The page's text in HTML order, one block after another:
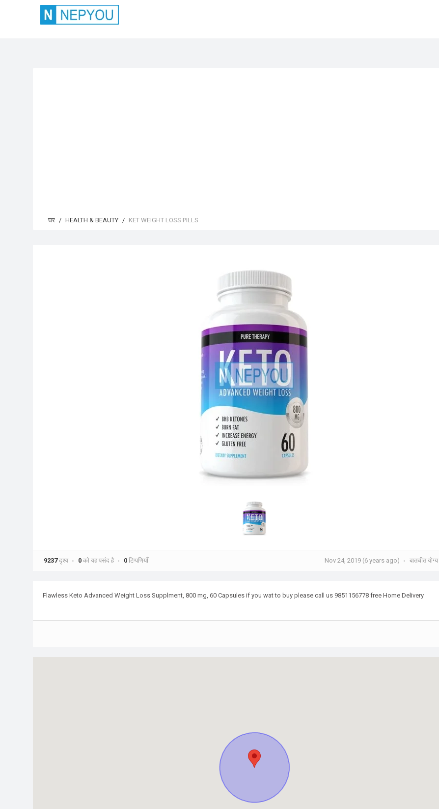
घर HEALTH & BEAUTY KET WEIGHT LOSS PILLS
Nov 24, 2019 (6 years ago) बातचीत योग्य
9237दृश्य 0 को यह पसंद है 0 टिप्पणियाँ
Flawless Keto Advanced Weight Loss Supplment, 800 mg, 60 Capsules if you wat to buy please call us 9851156778 free Home Delivery